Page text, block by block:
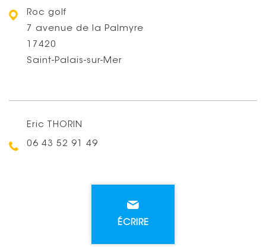
Roc golf
7 avenue de la Palmyre
17420
Saint-Palais-sur-Mer
Eric THORIN
Téléphone :
06 43 52 91 49
ÉCRIRE